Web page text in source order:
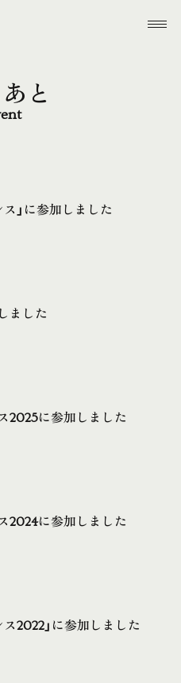
メ
と
」に参加しました
ました
2025に参加しました
2024に参加しました
2022」に参加しました